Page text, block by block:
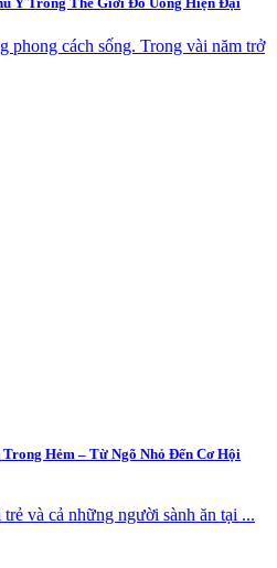
phong cách sống. Trong vài năm trở
Hẻm – Từ Ngõ Nhỏ Đến Cơ Hội
và cả những người sành ăn tại ...